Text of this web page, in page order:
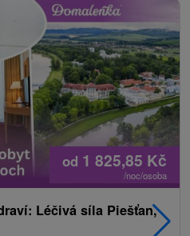
od 1 825,85 Kč
/noc/osoba
Léčivá síla Piešťan,